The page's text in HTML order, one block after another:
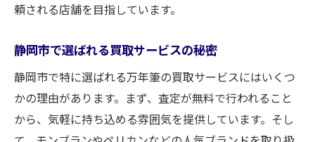
頼される店舗を目指しています。
静岡市で選ばれる買取サービスの秘密
静岡市で特に選ばれる万年筆の買取サービスにはいくつ
かの理由があります。まず、査定が無料で行われること
から、気軽に持ち込める雰囲気を提供しています。そし